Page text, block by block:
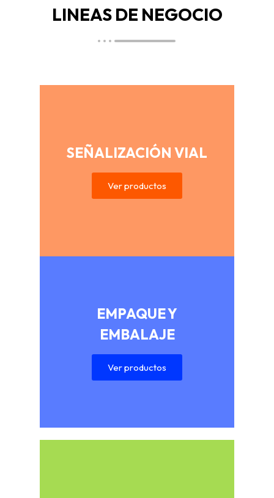
LINEAS DE NEGOCIO
SEÑALIZACIÓN VIAL
Ver productos
EMPAQUE Y
EMBALAJE
Ver productos